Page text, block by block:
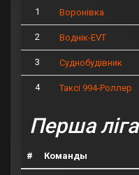
1 Воронівка
2 Воднік-EVT
3 Суднобудівник
4 Таксі 994-Роллер
Перша ліга
# Команды